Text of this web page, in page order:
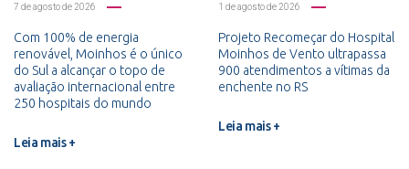
7 de agosto de 2026
Com 100% de energia
renovável, Moinhos é o único
do Sul a alcançar o topo de
avaliação internacional entre
250 hospitais do mundo
Leia mais +
1 de agosto de 2026
Projeto Recomeçar do Hospital
Moinhos de Vento ultrapassa
900 atendimentos a vítimas da
enchente no RS
Leia mais +